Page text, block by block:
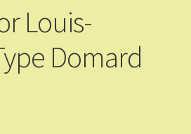
Louis-
Domard